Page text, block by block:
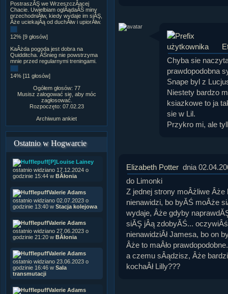
PostraszĂŞ we WrzeszczÂącej
Chacie. Uwielbiam oglÂądaĂŚ miny
przechodniĂłw, kiedy wydaje im siĂŞ,
Âże uciekajÂą od duchĂłw i upiorĂłw.
12% [9 głosów]
KaÂżda pogoda jest dobra na
Quidditcha. ÂŚnieg nie powstrzyma
mnie przed regularnymi treningami.
14% [11 głosów]
Ogółem głosów: 77
Musisz zalogować się, aby móc
zagłosować.
Rozpoczęto: 07.02.23
Archiwum ankiet
Ostatnio w Hogwarcie
[P]Louise Lainey
ostatnio widziano 17.12.2024 o
godzinie 15:44 w BÂłonia
Valerie Adams
ostatnio widziano 02.07.2023 o
godzinie 13:40 w Stacja kolejowa
Valerie Adams
ostatnio widziano 27.06.2023 o
godzinie 21:20 w BÂłonia
Valerie Adams
ostatnio widziano 23.06.2023 o
godzinie 16:46 w Sala
transmutacji
Valerie Adams
Chyba sie
prawdopodobna
Snape byl z
Niestety bardzo
ksiazkowe to ja
sie w Lil.
Przykro mi, ale
Elizabeth Potter dnia
do Limonki
Z jednej strony moÂżliwe Âże
nienawidzi, bo byĂŚ moÂże
wydaje, Âże gdyby
siĂŞ jÂą zdobyĂŚ...
nienawidziÂł Jamesa, bo on
Âże to maÂło
a czemu sÂądzisz, Âże
kochaÂł Lilly???